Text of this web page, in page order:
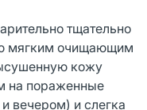
тщательно
мягким очищающим
кожу
на пораженные
вечером) и слегка